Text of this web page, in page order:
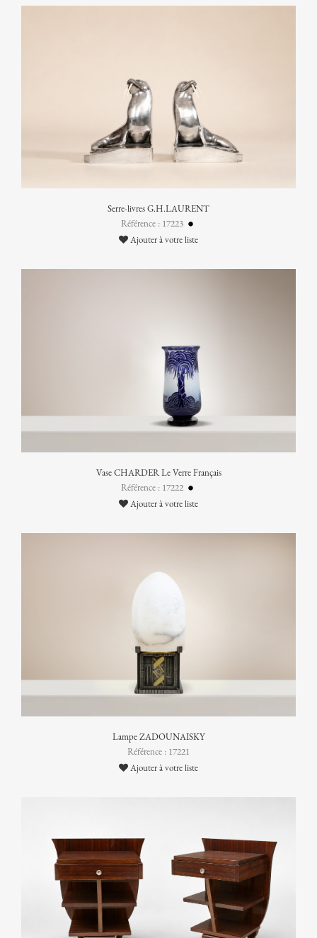
Serre-livres G.H.LAURENT
Référence : 17223
Ajouter à votre liste
Vase CHARDER Le Verre Français
Référence : 17222
Ajouter à votre liste
Lampe ZADOUNAISKY
Référence : 17221
Ajouter à votre liste